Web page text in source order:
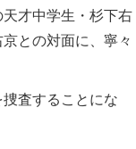
才中学生・杉下右
との対面に、寧々
査することにな